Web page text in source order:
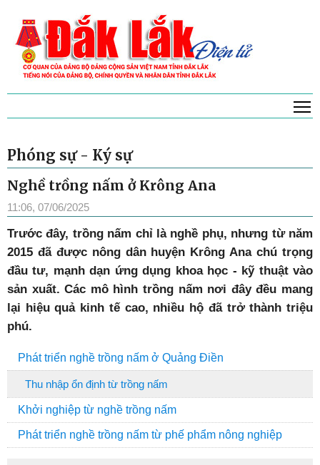
Phóng sự - Ký sự
Nghề trồng nấm ở Krông Ana
11:06, 07/06/2025
Trước đây, trồng nấm chỉ là nghề phụ, nhưng từ năm
2015 đã được nông dân huyện Krông Ana chú trọng
đầu tư, mạnh dạn ứng dụng khoa học - kỹ thuật vào
sản xuất. Các mô hình trồng nấm nơi đây đều mang
lại hiệu quả kinh tế cao, nhiều hộ đã trở thành triệu
phú.
Phát triển nghề trồng nấm ở Quảng Điền
Thu nhập ổn định từ trồng nấm
Khởi nghiệp từ nghề trồng nấm
Phát triển nghề trồng nấm từ phế phẩm nông nghiệp